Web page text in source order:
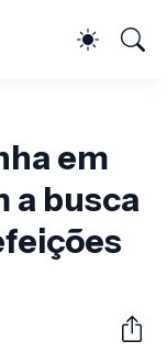
em
a busca